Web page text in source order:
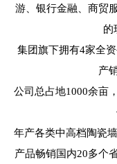
游、银行金融、商贸
的
集团旗下拥有4家全
产
公司总占地1000余亩
年产各类中高档陶瓷
产品畅销国内20多个